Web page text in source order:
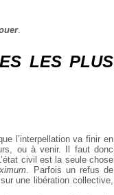
.
LES PLUS
l’interpellation va finir en
ou à venir. Il faut donc
civil est la seule chose
. Parfois un refus de
une libération collective,